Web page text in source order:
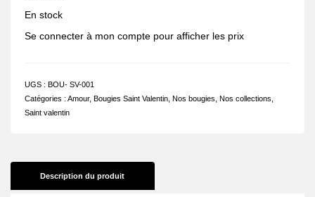
En stock
Se connecter à mon compte pour afficher les prix
UGS : BOU- SV-001
Catégories : Amour, Bougies Saint Valentin Nos bougies Nos collections
Saint valentin
Description du produit